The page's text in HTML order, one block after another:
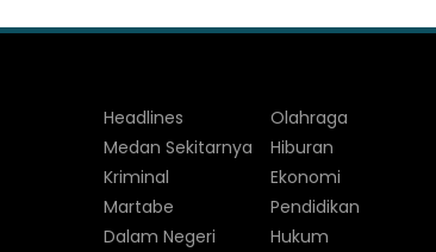
Headlines
Medan Sekitarnya
Kriminal
Martabe
Dalam Negeri
Olahraga
Hiburan
Ekonomi
Pendidikan
Hukum